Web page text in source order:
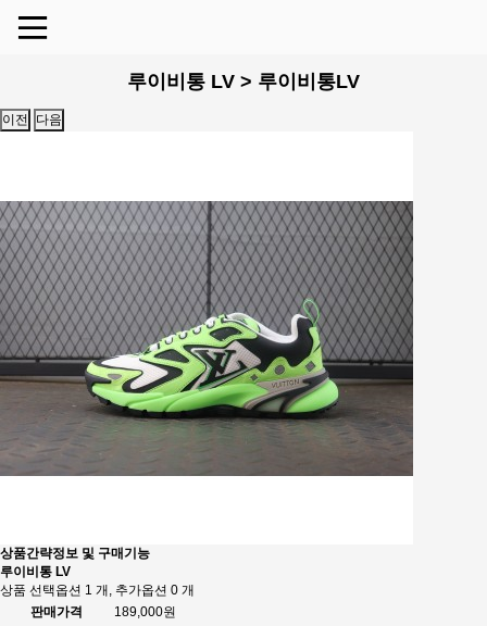
루이비통 LV > 루이비통LV
이전 다음
상품간략정보 및 구매기능
루이비통 LV
상품 선택옵션 1 개, 추가옵션 0 개
판매가격
189,000원